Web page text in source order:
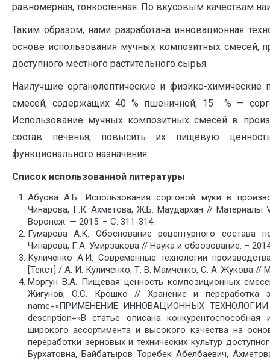
равномерная, тонкостенная. По вкусовым качествам
Таким образом, нами разработана инновационная
основе использования мучных композитных смесей,
доступного местного растительного сырья.
Наилучшие органолептические и физико-
смесей, содержащих 40 % пшеничной; 15 % —
Использование мучных композитных смесей в
состав печенья, повысить их пищевую
функционального назначения.
Список использованной литературы
Абуова А.Б. Использования сорговой муки в
Чинарова, Г.К. Ахметова, Ж.Б. Маудархан // Материалы
Воронеж. — 2015. – С. 311-314.
Гумарова А.К. Обоснование рецептурного состава
Чинарова, Г.А. Умирзакова // Наука и оброзование. –
Куличенко А.И. Современные технологии
[Текст] / А. И. Куличенко, Т. В. Мамченко, С. А. Жукова
Моргун В.А. Пищевая ценность композиционных
Жигунов, О.С. Крошко // Хранение и
name=»ПРИМЕНЕНИЕ ИННОВАЦИОННЫХ
description=»В статье описана
широкого ассортимента и высокого качества на
переработки зерновых и технических культур
Бурхатовна, Байбатыров Торебек Абелбаевич,